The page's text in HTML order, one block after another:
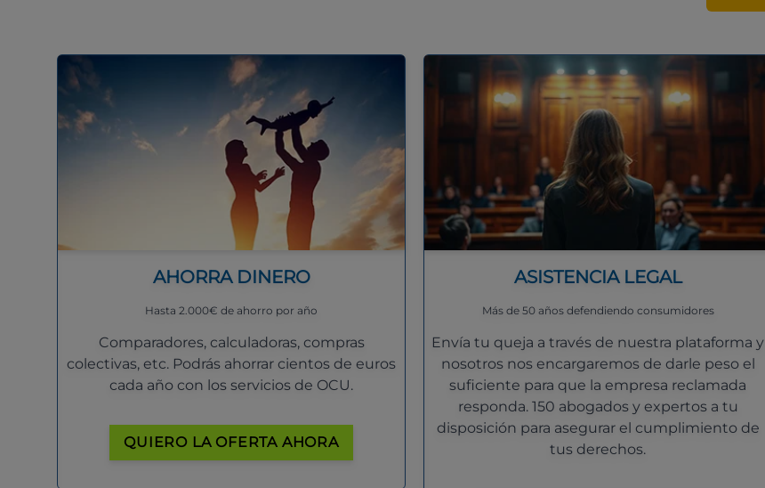
AHORRA DINERO
Hasta 2.000€ de ahorro por año
Comparadores, calculadoras, compras
colectivas, etc. Podrás ahorrar cientos de euros
cada año con los servicios de OCU.
QUIERO LA OFERTA AHORA
ASISTENCIA LEGAL
Más de 50 años defendiendo consumidores
Envía tu queja a través de nuestra plataforma y
nosotros nos encargaremos de darle peso el
suficiente para que la empresa reclamada
responda. 150 abogados y expertos a tu
disposición para asegurar el cumplimiento de
tus derechos.